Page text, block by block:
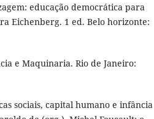
educação democrática para
Eichenberg. 1 ed. Belo horizonte:
e Maquinaria. Rio de Janeiro:
sociais, capital humano e infância